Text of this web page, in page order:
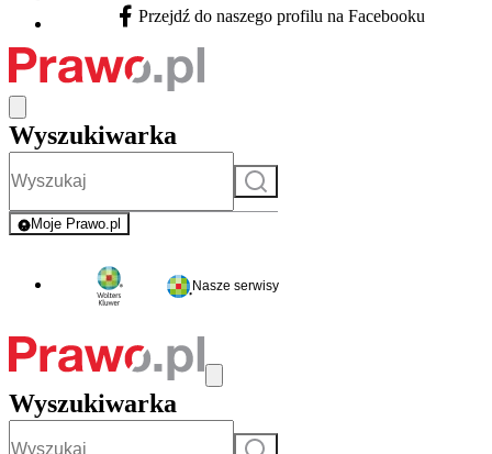
Facebook - otwiera się w nowej karcie
Przejdź do naszego profilu na Facebooku
Wyszukiwarka
Szukaj
Moje Prawo.pl
- rejestracja i logowanie do serwisu
Nasze serwisy
Wyszukiwarka
Szukaj